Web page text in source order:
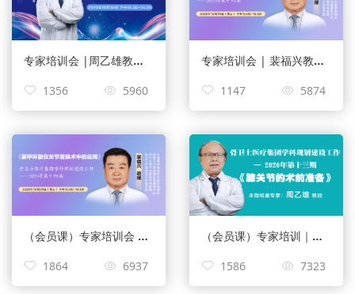
专家培训会 |周乙雄教授《僵直膝的处理原则》【第十六期】
1356 5960
专家培训会 | 裴福兴教授作《氨甲环酸在关节置换术中的应用》【第十四期】
1147 5874
（会员课）专家培训会 | 裴福兴教授作《氨甲环酸在关节置换术中的应用》【第十四期】
1864 6937
（会员课）专家培训｜膝关节的术前准备
1586 7323